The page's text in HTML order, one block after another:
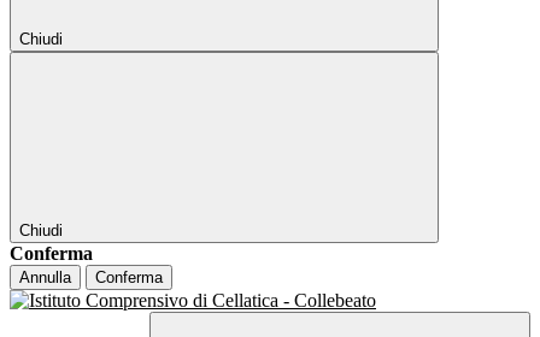
Chiudi
Chiudi
Conferma
Annulla Conferma